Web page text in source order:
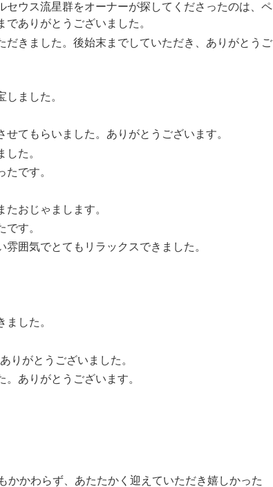
ウス流星群をオーナーが探してくださったのは、ペ
ありがとうございました。
きました。後始末までしていただき、ありがとうご
ました。
てもらいました。ありがとうございます。
た。
です。
おじゃまします。
す。
囲気でとてもリラックスできました。
した。
りがとうございました。
ありがとうございます。
かわらず、あたたかく迎えていただき嬉しかった